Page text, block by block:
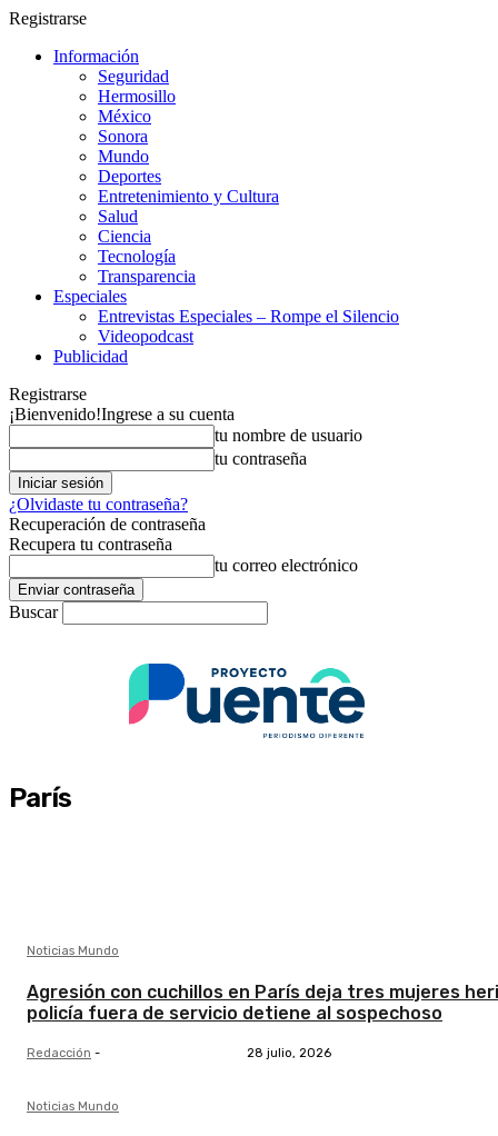
Registrarse
Información
Seguridad
Hermosillo
México
Sonora
Mundo
Deportes
Entretenimiento y Cultura
Salud
Ciencia
Tecnología
Transparencia
Especiales
Entrevistas Especiales – Rompe el Silencio
Videopodcast
Publicidad
Registrarse
¡Bienvenido!Ingrese a su cuenta
tu nombre de usuario
tu contraseña
¿Olvidaste tu contraseña?
Recuperación de contraseña
Recupera tu contraseña
tu correo electrónico
Buscar
París
Noticias Mundo
Agresión con cuchillos en París deja tres mujeres
policía fuera de servicio detiene al sospechoso
Redacción - 28 julio, 2026
Noticias Mundo